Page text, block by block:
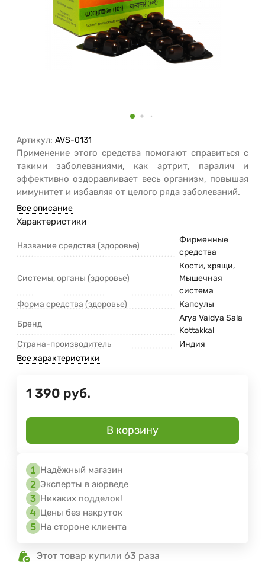
Артикул: AVS-0131
Применение этого средства помогают справиться с
такими заболеваниями, как артрит, паралич и
эффективно оздоравливает весь организм, повышая
иммунитет и избавляя от целого ряда заболеваний.
Все описание
Характеристики
Название средства (здоровье)
Фирменные
средства
Системы, органы (здоровье)
Кости, хрящи,
Мышечная
система
Форма средства (здоровье)
Капсулы
Бренд
Arya Vaidya Sala
Kottakkal
Страна-производитель
Индия
Все характеристики
1 390 руб.
В корзину
Надёжный магазин
Эксперты в аюрведе
Никаких подделок!
Цены без накруток
На стороне клиента
Этот товар купили 63 раза